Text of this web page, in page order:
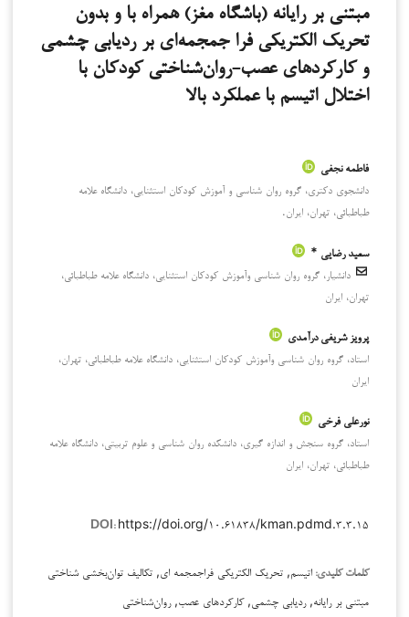
مبتنی بر رایانه (باشگاه مغز) همراه با و بدون
تحریک الکتریکی فرا جمجمه‌ای بر ردیابی چشمی
و کارکردهای عصب-روان‌شناختی کودکان با
اختلال اتیسم با عملکرد بالا
فاطمه نجفی
دانشجوی دکتری، گروه روان شناسی و آموزش کودکان استثنایی، دانشگاه علامه
طباطبائی، تهران، ایران.
سعید رضایی *
دانشیار، گروه روان شناسی وآموزش کودکان استثنایی، دانشگاه علامه طباطبائی،
تهران، ایران
پرویز شریفی درآمدی
استاد، گروه روان شناسی وآموزش کودکان استثنایی، دانشگاه علامه طباطبائی، تهران،
ایران
نورعلی فرخی
استاد، گروه سنجش و اندازه گیری، دانشکده روان شناسی و علوم تربیتی، دانشگاه علامه
طباطبائی، تهران، ایران
DOI: https://doi.org/۱۰.۶۱۸۳۸/kman.pdmd.۳.۳.۱۵
کلمات کلیدی: اتیسم, تحریک الکتریکی فراجمجمه ای, تکالیف توان‌بخشی شناختی
مبتنی بر رایانه, ردیابی چشمی, کارکردهای عصب, روان‌شناختی